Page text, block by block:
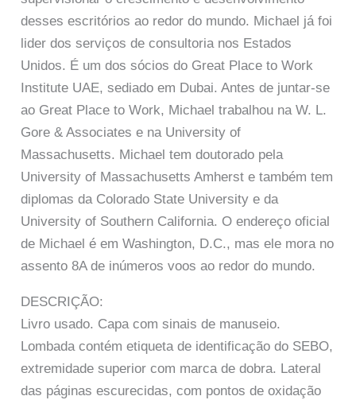
desses escritórios ao redor do mundo. Michael já foi
lider dos serviços de consultoria nos Estados
Unidos. É um dos sócios do Great Place to Work
Institute UAE, sediado em Dubai. Antes de juntar-se
ao Great Place to Work, Michael trabalhou na W. L.
Gore & Associates e na University of
Massachusetts. Michael tem doutorado pela
University of Massachusetts Amherst e também tem
diplomas da Colorado State University e da
University of Southern California. O endereço oficial
de Michael é em Washington, D.C., mas ele mora no
assento 8A de inúmeros voos ao redor do mundo.
DESCRIÇÃO:
Livro usado. Capa com sinais de manuseio.
Lombada contém etiqueta de identificação do SEBO,
extremidade superior com marca de dobra. Lateral
das páginas escurecidas, com pontos de oxidação